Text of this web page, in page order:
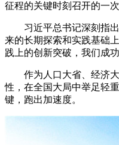
征程的关键时刻召开的一
习近平总书记深刻指出
来的长期探索和实践基础
践上的创新突破，我们成
作为人口大省、经济大
性，在全国大局中举足轻
键，跑出加速度。